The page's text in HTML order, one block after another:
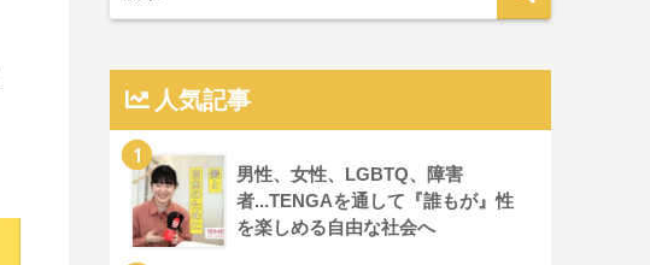
人気記事
1
男性、女性、LGBTQ、障害
者...TENGAを通して『誰もが』性
を楽しめる自由な社会へ